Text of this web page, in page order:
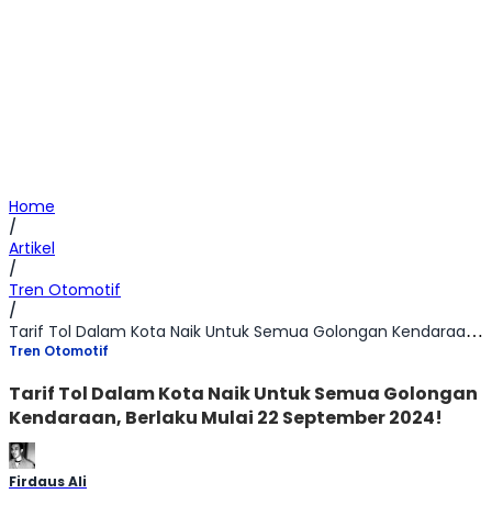
Home
/
Artikel
/
Tren Otomotif
/
Tarif Tol Dalam Kota Naik Untuk Semua Golongan Kendaraan, Berlaku Mulai 22 September 2024!
Tren Otomotif
Tarif Tol Dalam Kota Naik Untuk Semua Golongan
Kendaraan, Berlaku Mulai 22 September 2024!
Firdaus Ali